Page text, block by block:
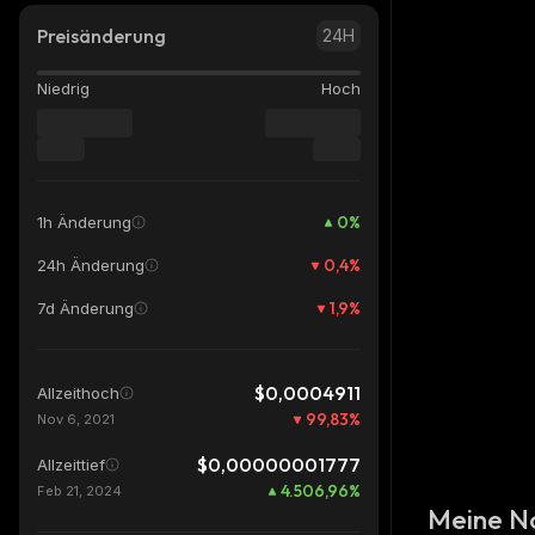
Preisänderung 24H
Niedrig Hoch
1h Änderung 0%
24h Änderung 0,4%
7d Änderung 1,9%
Allzeithoch $0,0004911
Nov 6, 2021 99,83%
Allzeittief $0,00000001777
Feb 21, 2024 4.506,96%
Meine